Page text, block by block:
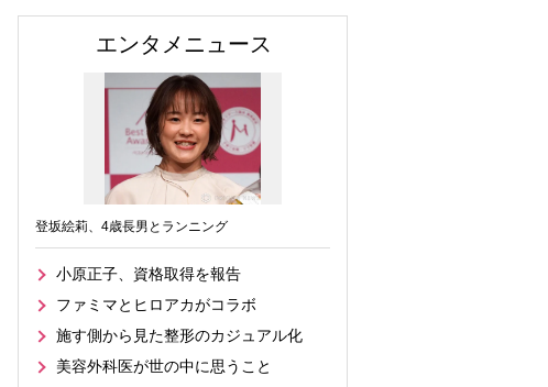
エンタメニュース
登坂絵莉、4歳長男とランニング
小原正子、資格取得を報告
ファミマとヒロアカがコラボ
施す側から見た整形のカジュアル化
美容外科医が世の中に思うこと